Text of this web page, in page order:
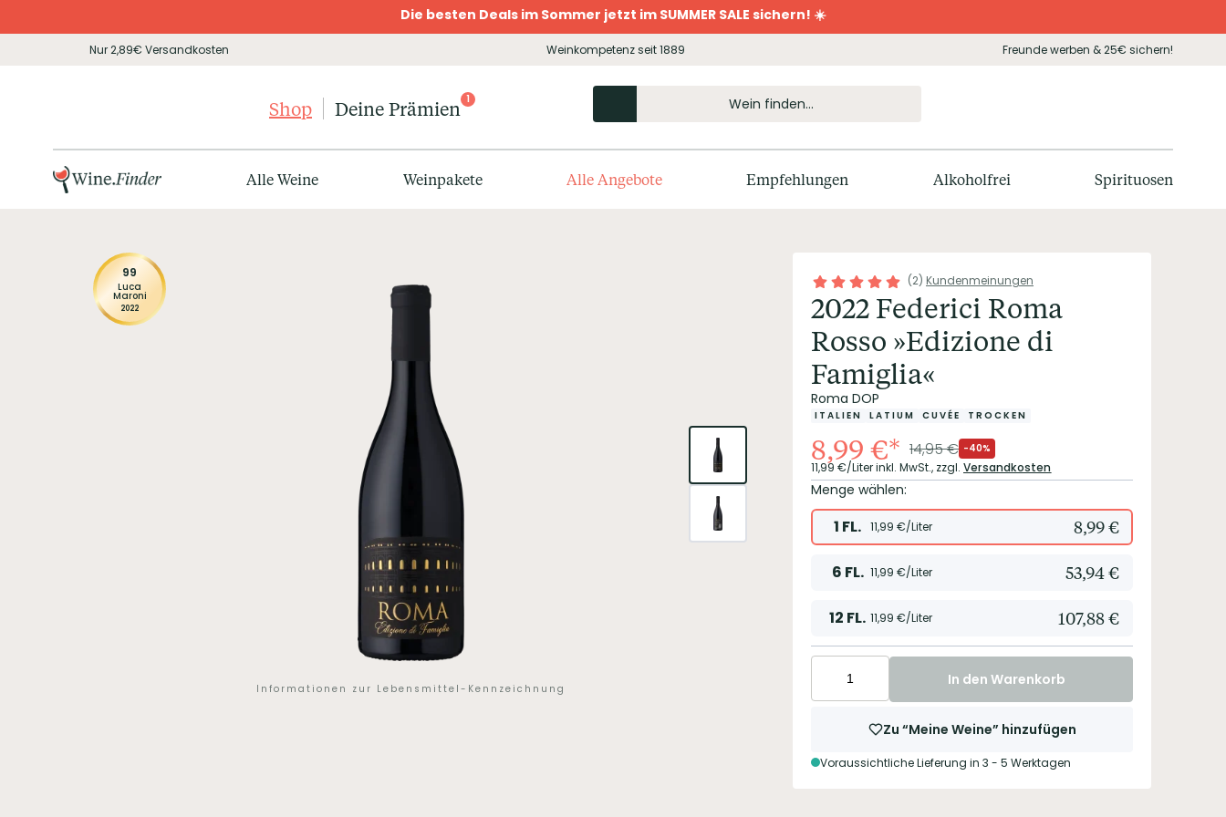
Die besten Deals im Sommer jetzt im SUMMER SALE sichern! ☀️
Nur 2,89€ Versandkosten Weinkompetenz seit 1889 Freunde werben & 25€ sichern!
Shop Deine Prämien 1
Alle Weine Weinpakete Alle Angebote Empfehlungen Alkoholfrei Spirituosen
99
Luca
Maroni
2022
Informationen zur Lebensmittel-Kennzeichnung
(2) Kundenmeinungen
2022 Federici Roma
Rosso »Edizione di
Famiglia«
Roma DOP
ITALIEN LATIUM CUVÉE TROCKEN
8,99 €* 14,95€ -40%
11,99 €/Literinkl. MwSt., zzgl. Versandkosten
Menge wählen:
1 FL. 11,99 €/Liter 8,99€
6 FL. 11,99 €/Liter 53,94€
12 FL. 11,99 €/Liter 107,88€
In den Warenkorb
Zu “Meine Weine” hinzufügen
Voraussichtliche Lieferung in 3 - 5 Werktagen